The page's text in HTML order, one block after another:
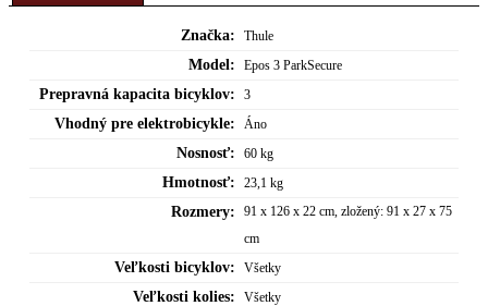
Značka: Thule
Model: Epos 3 ParkSecure
Prepravná kapacita bicyklov: 3
Vhodný pre elektrobicykle: Áno
Nosnosť: 60 kg
Hmotnosť: 23,1 kg
Rozmery:
91 x 126 x 22 cm, zložený: 91 x 27 x 75
cm
Veľkosti bicyklov: Všetky
Veľkosti kolies: Všetky